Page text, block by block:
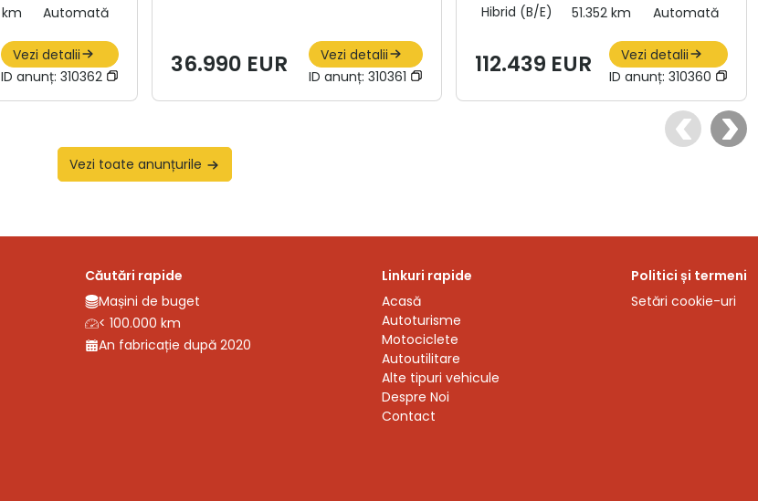
km Automată
Vezi detalii
ID anunț: 310362 36.990 EUR
Vezi detalii
ID anunț:310361
Hibrid (B/E) 51.352 km Automată
112.439 EUR
Vezi detalii
ID anunț: 310360
Vezi toate anunțurile
Căutări rapide
Mașini de buget
< 100.000 km
An fabricație după 2020
Linkuri rapide
Acasă
Autoturisme
Motociclete
Autoutilitare
Alte tipuri vehicule
Despre Noi
Contact
Politici și termeni
Setări cookie-uri